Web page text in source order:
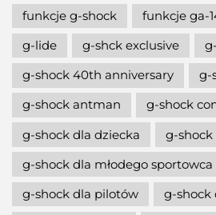
funkcje g-shock
funkcje ga-
g-lide
g-shck exclusive
g-shock 40th anniversary
g-
g-shock antman
g-shock
g-shock dla dziecka
g-
g-shock dla młodego sportowca
g-shock dla pilotów
g-shock